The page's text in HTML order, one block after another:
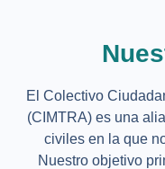
El Colectivo
(CIMTRA) es una
civiles en la que
Nuestro objetivo